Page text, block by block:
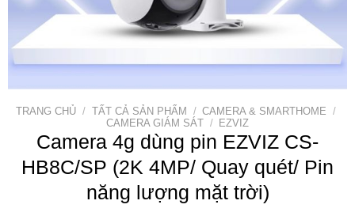
TRANG CHỦ / TẤT CẢ SẢN PHẨM / CAMERA & SMARTHOME
/
CAMERA GIÁM SÁT / EZVIZ
Camera 4g dùng pin EZVIZ CS-
HB8C/SP (2K 4MP/ Quay quét/ Pin
năng lượng mặt trời)